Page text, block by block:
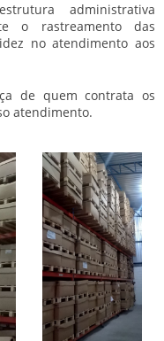
administrativa
o rastreamento das
no atendimento aos
de quem contrata os
atendimento.